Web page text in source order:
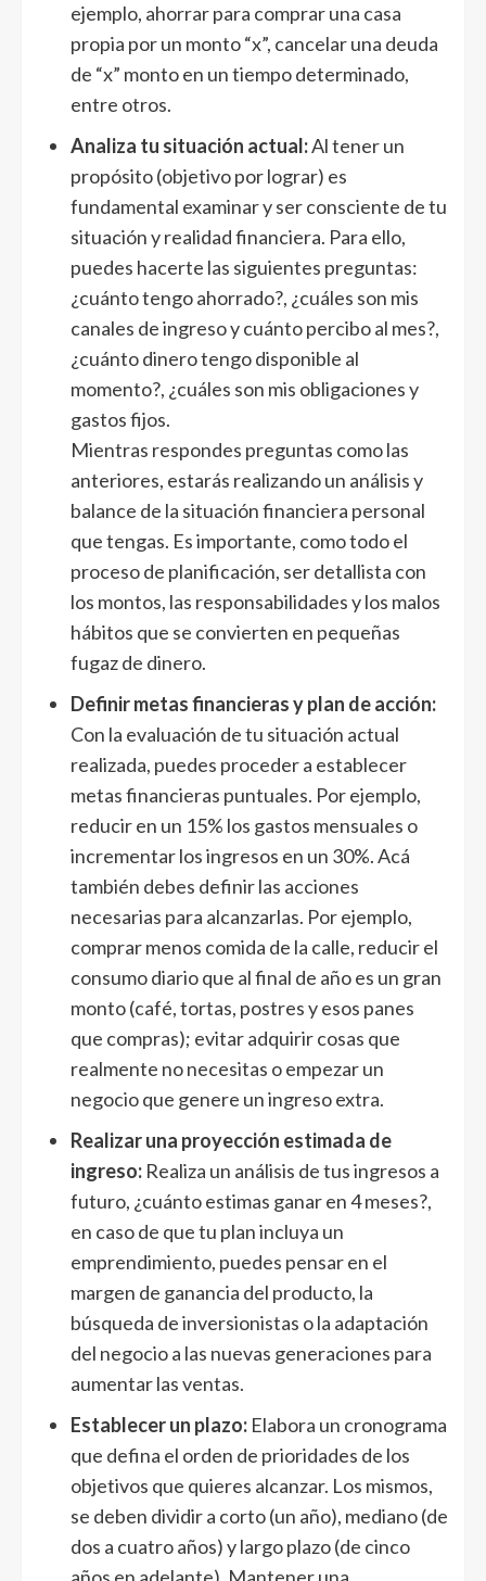
ejemplo, ahorrar para comprar una casa
propia por un monto “x”, cancelar una deuda
de “x” monto en un tiempo determinado,
entre otros.
Analiza tu situación actual:Al tener un
propósito (objetivo por lograr) es
fundamental examinar y ser consciente de tu
situación y realidad financiera. Para ello,
puedes hacerte las siguientes preguntas:
¿cuánto tengo ahorrado?, ¿cuáles son mis
canales de ingreso y cuánto percibo al mes?,
¿cuánto dinero tengo disponible al
momento?, ¿cuáles son mis obligaciones y
gastos fijos.
Mientras respondes preguntas como las
anteriores, estarás realizando un análisis y
balance de la situación financiera personal
que tengas. Es importante, como todo el
proceso de planificación, ser detallista con
los montos, las responsabilidades y los malos
hábitos que se convierten en pequeñas
fugaz de dinero.
Definir metas financieras y plan de acción:
Con la evaluación de tu situación actual
realizada, puedes proceder a establecer
metas financieras puntuales. Por ejemplo,
reducir en un 15% los gastos mensuales o
incrementar los ingresos en un 30%. Acá
también debes definir las acciones
necesarias para alcanzarlas. Por ejemplo,
comprar menos comida de la calle, reducir el
consumo diario que al final de año es un gran
monto (café, tortas, postres y esos panes
que compras); evitar adquirir cosas que
realmente no necesitas o empezar un
negocio que genere un ingreso extra.
Realizar una proyección estimada de
ingreso: Realiza un análisis de tus ingresos a
futuro, ¿cuánto estimas ganar en 4 meses?,
en caso de que tu plan incluya un
emprendimiento, puedes pensar en el
margen de ganancia del producto, la
búsqueda de inversionistas o la adaptación
del negocio a las nuevas generaciones para
aumentar las ventas.
Establecer un plazo: Elabora un cronograma
que defina el orden de prioridades de los
objetivos que quieres alcanzar. Los mismos,
se deben dividir a corto (un año), mediano (de
dos a cuatro años) y largo plazo (de cinco